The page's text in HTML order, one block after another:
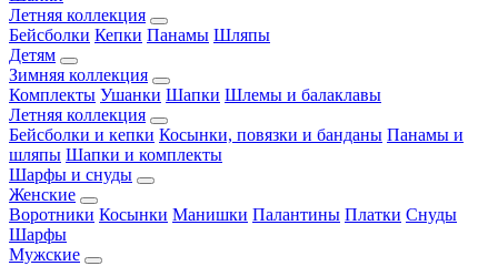
Летняя коллекция
Бейсболки Кепки Панамы Шляпы
Детям
Зимняя коллекция
Комплекты Ушанки Шапки Шлемы и балаклавы
Летняя коллекция
Бейсболки и кепки Косынки, повязки и банданы Панамы и
шляпы Шапки и комплекты
Шарфы и снуды
Женские
Воротники Косынки Манишки Палантины Платки Снуды
Шарфы
Мужские